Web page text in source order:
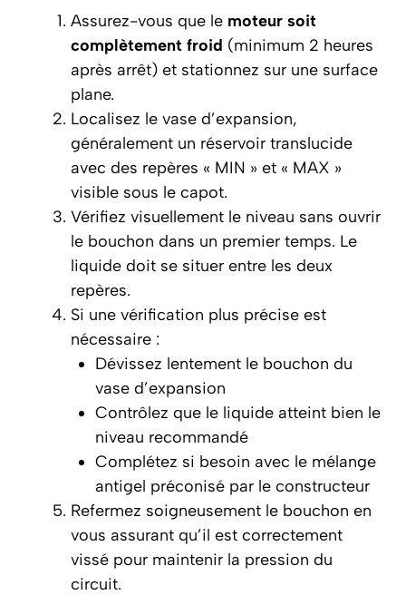
Assurez-vous que le moteur soit
complètement froid (minimum 2 heures
après arrêt) et stationnez sur une surface
plane.
Localisez le vase d’expansion,
généralement un réservoir translucide
avec des repères « MIN » et « MAX »
visible sous le capot.
Vérifiez visuellement le niveau sans ouvrir
le bouchon dans un premier temps. Le
liquide doit se situer entre les deux
repères.
Si une vérification plus précise est
nécessaire :
Dévissez lentement le bouchon du
vase d’expansion
Contrôlez que le liquide atteint bien le
niveau recommandé
Complétez si besoin avec le mélange
antigel préconisé par le constructeur
Refermez soigneusement le bouchon en
vous assurant qu’il est correctement
vissé pour maintenir la pression du
circuit.